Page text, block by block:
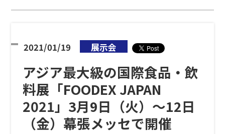
アジア最大級の国際食品・飲
料展「FOODEX JAPAN
2021」3月9日（火）～12日
（金）幕張メッセで開催
2021/01/19 展示会